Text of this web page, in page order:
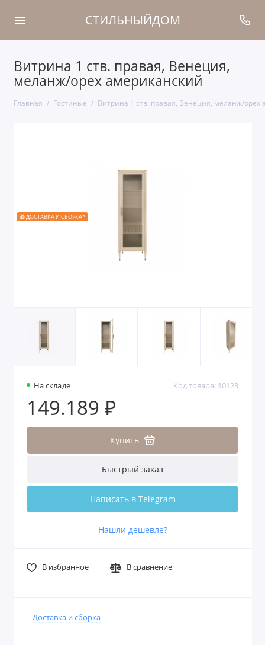
СТИЛЬНЫЙДОМ
Витрина 1 ств. правая, Венеция,
меланж/орех американский
Главная Гостиные Витрина 1 ств. правая, Венеция, меланж/орех
🎁 ДОСТАВКА И СБОРКА*
На складе Код товара: 10123
149.189 ₽
Купить
Быстрый заказ
Написать в Telegram
Нашли дешевле?
В избранное В сравнение
Доставка и сборка